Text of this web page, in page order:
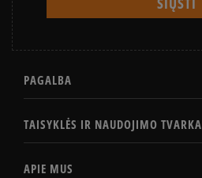
PAGALBA
TAISYKLĖS IR NAUDOJIMO TVARKA
APIE MUS